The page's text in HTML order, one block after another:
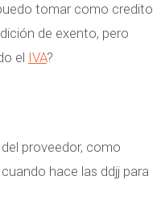
tomar como credito
de exento, pero
el IVA?
proveedor, como
hace las ddjj para